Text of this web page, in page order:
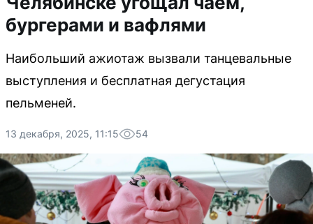
бургерами и вафлями
Наибольший ажиотаж вызвали танцевальные
выступления и бесплатная дегустация
пельменей.
13 декабря, 2025, 11:15 54